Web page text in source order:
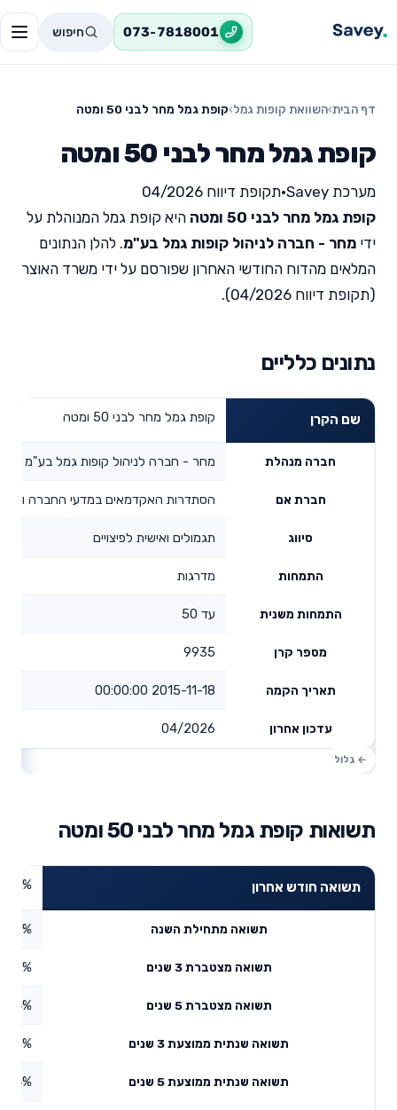
073-7818001 חיפוש
דף הבית›השוואת קופות גמל›קופת גמל מחר לבני 50 ומטה
קופת גמל מחר לבני 50 ומטה
מערכת Savey •תקופת דיווח 04/2026
קופת גמל מחר לבני 50 ומטה
היא קופת גמל המנוהלת על
ידי מחר - חברה לניהול קופות גמל בע"מ. להלן הנתונים
המלאים מהדוח החודשי האחרון שפורסם על ידי משרד האוצר
(תקופת דיווח 04/2026).
נתונים כלליים
שם הקרן קופת גמל מחר לבני 50 ומטה
חברה מנהלת מחר - חברה לניהול קופות גמל בע"מ
חברת אם הסתדרות האקדמאים במדעי החברה
סיווג תגמולים ואישית לפיצויים
התמחות מדרגות
התמחות משנית עד 50
מספר קרן 9935
תאריך הקמה 2015-11-18 00:00:00
עדכון אחרון 04/2026
תשואות קופת גמל מחר לבני 50 ומטה
תשואה חודש אחרון
תשואה מתחילת השנה 5.17%
תשואה מצטברת 3 שנים
תשואה מצטברת 5 שנים
תשואה שנתית ממוצעת 3 שנים
תשואה שנתית ממוצעת 5 שנים